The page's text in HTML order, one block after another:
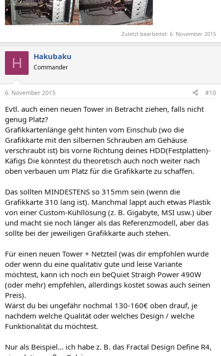
Zuletzt bearbeitet: 6. November 2015
H Hakubaku
Commander
6. November 2015 #10
Evtl. auch einen neuen Tower in Betracht ziehen, falls nicht
genug Platz?
Grafikkartenlänge geht hinten vom Einschub (wo die
Grafikkarte mit den silbernen Schrauben am Gehäuse
verschraubt ist) bis vorne Richtung deines HDD(Festplatten)-
Käfigs Die könntest du theoretisch auch noch weiter nach
oben verbauen um Platz für die Grafikkarte zu schaffen.
Das sollten MINDESTENS so 315mm sein (wenn die
Grafikkarte 310 lang ist). Manchmal lappt auch etwas Plastik
von einer Custom-Kühllösung (z. B. Gigabyte, MSI usw.) über
und macht sie noch länger als das Referenzmodell, aber das
sollte bei der jeweiligen Grafikkarte auch stehen.
Für einen neuen Tower + Netzteil (was dir empfohlen wurde
oder wenn du eine qualitativ gute und leise Variante
möchtest, kann ich noch ein beQuiet Straigh Power 490W
(oder mehr) empfehlen, allerdings kostet sowas auch seinen
Preis).
Wärst du bei ungefähr nochmal 130-160€ oben drauf, je
nachdem welche Qualität oder welches Design / welche
Funktionalität du möchtest.
Nur als Beispiel... ich habe z. B. das Fractal Design Define R4,